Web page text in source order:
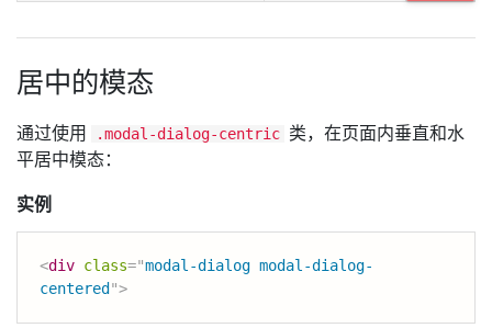
居中的模态
通过使用 .modal-dialog-centric 类，在页面内垂直和水
平居中模态：
实例
<div class="modal-dialog modal-dialog-
centered ">